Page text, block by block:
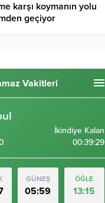
karşı koymanın yolu
geçiyor
Vakitleri
İkindiye Kalan
00:39:28
GÜNEŞ
05:59
ÖĞLE
13:15